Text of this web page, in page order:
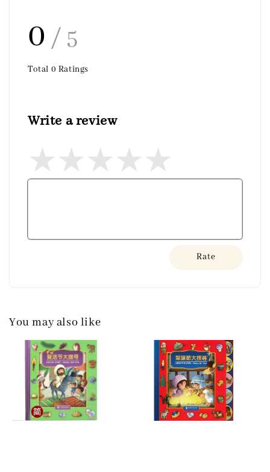
0 / 5
Total 0 Ratings
Write a review
Rate
You may also like